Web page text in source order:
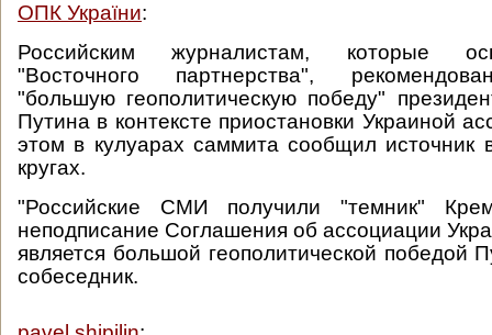
ОПК України:
Российским журналистам, которые
"Восточного партнерства",
"большую геополитическую победу"
Путина в контексте приостановки Украиной
этом в кулуарах саммита сообщил источник
кругах.
"Российские СМИ получили "темник"
неподписание Соглашения об ассоциации
является большой геополитической победой
собеседник.